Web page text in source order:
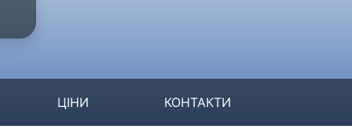
ЦІНИ КОНТАКТИ